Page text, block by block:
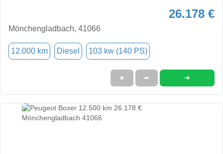
26.178 €
Mönchengladbach, 41066
12.000 km Diesel 103 kw (140 PS)
★ ➦ ➜